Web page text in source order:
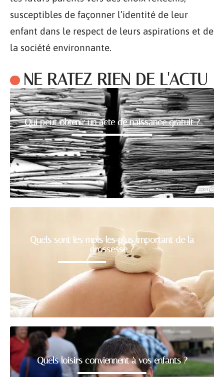
susceptibles de façonner l’identité de leur
enfant dans le respect de leurs aspirations et de
la société environnante.
NE RATEZ RIEN DE L'ACTU
Qui peut obtenir un acte de naissance gratuit ?
Quels sont les mois les plus important de la
grossesse ?
Quels loisirs conviennent à vos enfants ?